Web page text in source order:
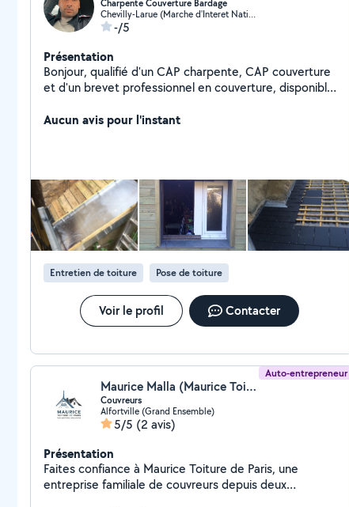
Charpente Couverture Bardage
Chevilly-Larue (Marche d'Interet National Paris Rungis)
-/5
Présentation
Bonjour, qualifié d'un CAP charpente, CAP couverture
et d'un brevet professionnel en couverture, disponible
zinguerie bardage également )
Aucun avis pour l'instant
Entretien de toiture Pose de toiture
Voir le profil Contacter
Auto-entrepreneur
Maurice Malla (Maurice Toiture De Paris)
Couvreurs
Alfortville (Grand Ensemble)
5/5 (2 avis)
Présentation
Faites confiance à Maurice Toiture de Paris, une
entreprise familiale de couvreurs depuis deux